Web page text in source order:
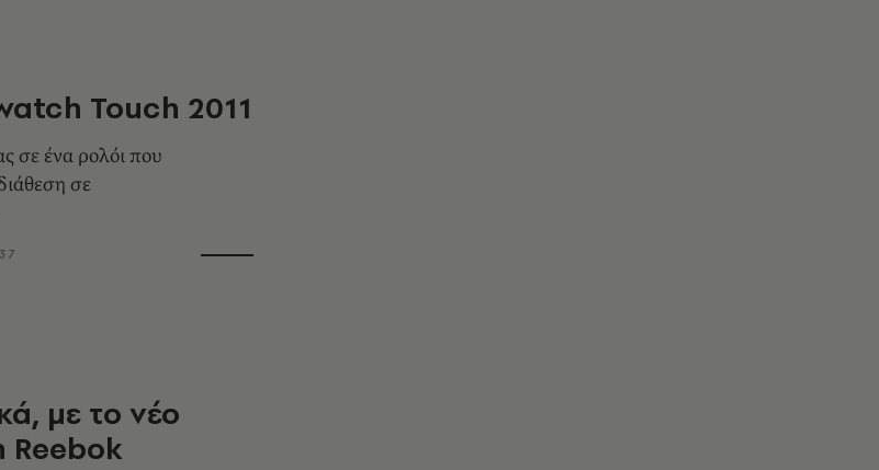
Touch 2011
σε ένα ρολόι που
σε
με το νέο
Reebok